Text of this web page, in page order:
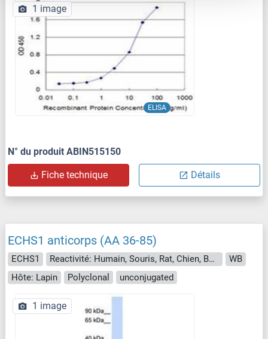
ELISA
1 image
N° du produit ABIN515150
Fiche technique Détails
ECHS1 anticorps (AA 36-85)
ECHS1 Reactivité: Humain, Souris, Rat, Chien, Boeuf (Vache), Lapin, Cobaye, Mouton, Porc
WB
Hôte: Lapin
Polyclonal unconjugated
1 image